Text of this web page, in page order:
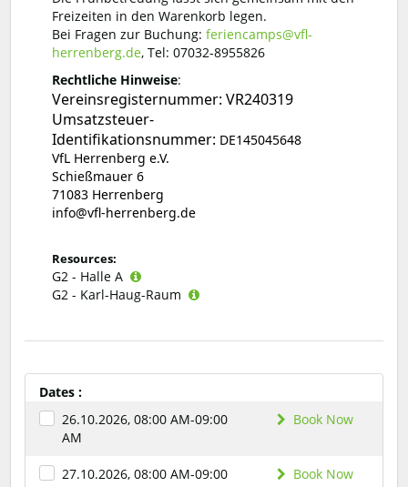
Freizeiten in den Warenkorb legen.
Bei Fragen zur Buchung: feriencamps@vfl-
herrenberg.de, Tel: 07032-8955826
Rechtliche Hinweise:
Vereinsregisternummer: VR240319
Umsatzsteuer-
Identifikationsnummer: DE145045648
VfL Herrenberg e.V.
Schießmauer 6
71083 Herrenberg
info@vfl-herrenberg.de
Resources:
G2 - Halle A
G2 - Karl-Haug-Raum
Dates :
26.10.2026, 08:00 AM-09:00
AM
Book Now
27.10.2026, 08:00 AM-09:00
Book Now